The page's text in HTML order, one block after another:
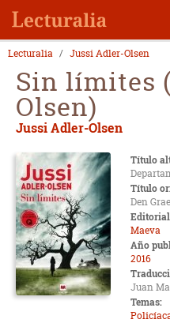
Lecturalia Jussi Adler-Olsen
Sin límites
Olsen)
Jussi Adler-Olsen
Título
Título
Den
Maeva
Año
2016
Juan
Temas: